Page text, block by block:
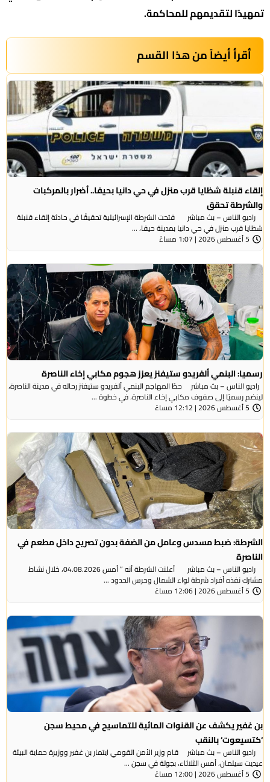
تمهيدًا لتقديمهم للمحاكمة.
أقرأ أيضاً من هذا القسم
إلقاء قنبلة شظايا قرب منزل في حي دانيا بحيفا.. أضرار بالمركبات
والشرطة تحقق
راديو الناس – بث مباشر فتحت الشرطة الإسرائيلية تحقيقًا في حادثة إلقاء قنبلة
شظايا قرب منزل في حي دانيا بمدينة حيفا، ...
5 أغسطس 2026 | 1:07 مساءً
رسميا: البنمي ألفريدو ستيفنز يعزز هجوم مكابي إخاء الناصرة
راديو الناس – بث مباشر حطّ المهاجم البنمي ألفريدو ستيفنز رحاله في مدينة الناصرة،
لينضم رسميًا إلى صفوف مكابي إخاء الناصرة، في خطوة ...
5 أغسطس 2026 | 12:12 مساءً
الشرطة: ضبط مسدس وعامل من الضفة بدون تصريح داخل مطعم في
الناصرة
راديو الناس – بث مباشر أعلنت الشرطة أنه ” أمس 04.08.2026، خلال نشاط
مشترك نفذه أفراد شرطة لواء الشمال وحرس الحدود ...
5 أغسطس 2026 | 12:06 مساءً
بن غفير يكشف عن القنوات المائية للتماسيح في محيط سجن
‘كتسيعوت‘ بالنقب
راديو الناس – بث مباشر قام وزير الأمن القومي ايتمار بن غفير ووزيرة حماية البيئة
عيديت سيلمان، أمس الثلاثاء، بجولة في سجن ...
5 أغسطس 2026 | 12:00 مساءً